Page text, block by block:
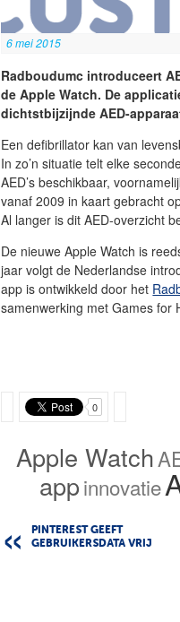
6 mei 2015
Radboudumc introduceert
de Apple Watch. De
dichtstbijzijnde AED-
Een defibrillator kan van
In zo’n situatie telt elke
AED’s beschikbaar,
vanaf 2009 in kaart gebracht
Al langer is dit AED-overzicht
De nieuwe Apple Watch is
jaar volgt de Nederlandse
app is ontwikkeld door het
samenwerking met Games for
0
Apple Watch
appinnovatie
PINTEREST GEEFT
GEBRUIKERSDATA VRIJ